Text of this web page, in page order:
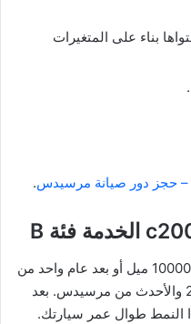
بناء على المتغيرات
حجز دور صيانة مرسيدس.
يوصى بالخدمة B من مرسيدس بعد 10000 ميل أو بعد عام واحد من
الخدمة A، لسيارات موديل عام 2009 والأحدث من مرسيدس. بعد
النمط طوال عمر سيارتك.